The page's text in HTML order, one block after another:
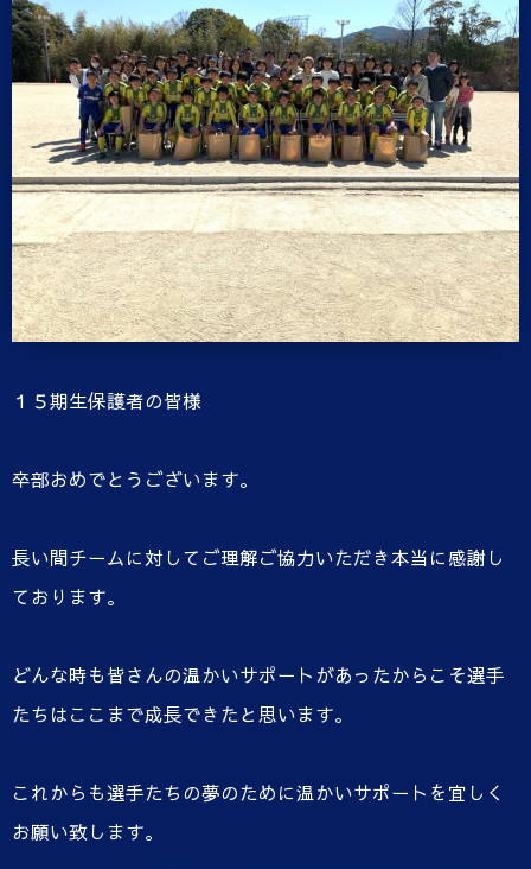
１５期生保護者の皆様
卒部おめでとうございます。
長い間チームに対してご理解ご協力いただき本当に感謝し
ております。
どんな時も皆さんの温かいサポートがあったからこそ選手
たちはここまで成長できたと思います。
これからも選手たちの夢のために温かいサポートを宜しく
お願い致します。